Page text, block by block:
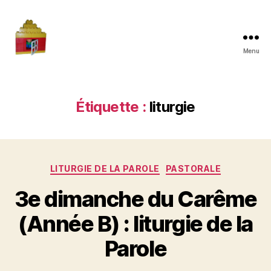
Menu
Étiquette : liturgie
Catégories
LITURGIE DE LA PAROLE PASTORALE
3e dimanche du Carême
(Année B) : liturgie de la
Parole